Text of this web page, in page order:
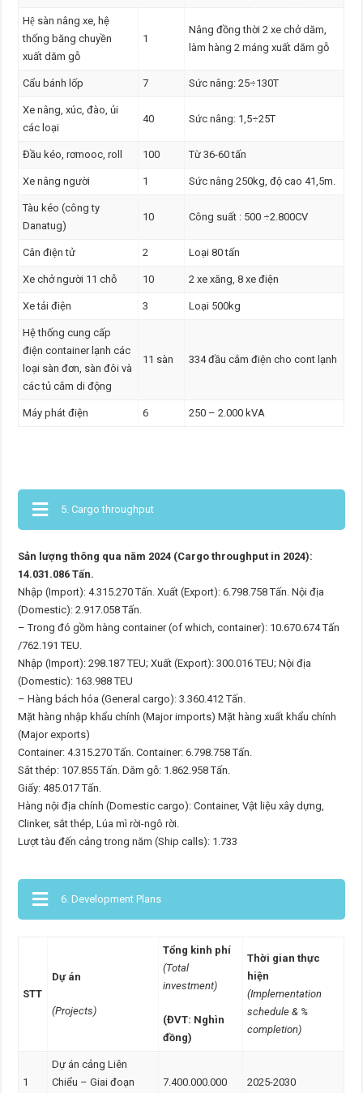
Hệ sàn nâng xe, hệ
thống băng chuyền
xuất dăm gỗ
1
Nâng đồng thời 2 xe chở dăm,
làm hàng 2 máng xuất dăm gỗ
Cẩu bánh lốp 7 Sức nâng: 25÷130T
Xe nâng, xúc, đào, ủi
các loại
40 Sức nâng: 1,5÷25T
Đầu kéo, rơmooc, roll 100 Từ 36-60 tấn
Xe nâng người 1 Sức nâng 250kg, độ cao 41,5m.
Tàu kéo (công ty
Danatug)
10 Công suất : 500 ÷2.800CV
Cân điện tử 2 Loại 80 tấn
Xe chở người 11 chỗ 10 2 xe xăng, 8 xe điện
Xe tải điện 3 Loại 500kg
Hệ thống cung cấp
điện container lạnh các
loại sàn đơn, sàn đôi và
các tủ cắm di động
11 sàn 334 đầu cắm điện cho cont lạnh
Máy phát điện 6 250 – 2.000 kVA
5. Cargo throughput
Sản lượng thông qua năm 2024 (Cargo throughput in 2024):
14.031.086 Tấn.
Nhập (Import): 4.315.270 Tấn. Xuất (Export): 6.798.758 Tấn. Nội địa
(Domestic): 2.917.058 Tấn.
– Trong đó gồm hàng container (of which, container): 10.670.674 Tấn
/762.191 TEU.
Nhập (Import): 298.187 TEU; Xuất (Export): 300.016 TEU; Nội địa
(Domestic): 163.988 TEU
– Hàng bách hóa (General cargo): 3.360.412 Tấn.
Mặt hàng nhập khẩu chính (Major imports) Mặt hàng xuất khẩu chính
(Major exports)
Container: 4.315.270 Tấn. Container: 6.798.758 Tấn.
Sắt thép: 107.855 Tấn. Dăm gỗ: 1.862.958 Tấn.
Giấy: 485.017 Tấn.
Hàng nội địa chính (Domestic cargo): Container, Vật liệu xây dựng,
Clinker, sắt thép, Lúa mì rời-ngô rời.
Lượt tàu đến cảng trong năm (Ship calls): 1.733
6. Development Plans
STT
Dự án
(Projects)
Tổng kinh phí
(Total
investment)
(ĐVT: Nghìn
đồng)
Thời gian thực
hiện
(Implementation
schedule & %
completion)
1
Dự án cảng Liên
Chiểu – Giai đoạn
7.400.000.000 2025-2030